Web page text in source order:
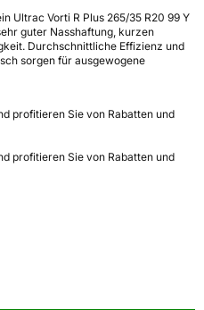
Ultrac Vorti R Plus 265/35 R20 99 Y
guter Nasshaftung, kurzen
Durchschnittliche Effizienz und
sorgen für ausgewogene
profitieren Sie von Rabatten und
profitieren Sie von Rabatten und